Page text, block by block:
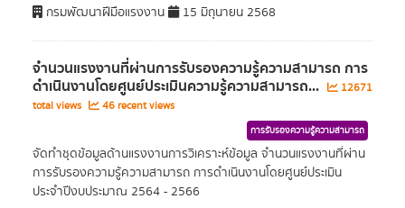
กรมพัฒนาฝีมือแรงงาน 15 มิถุนายน 2568
จำนวนแรงงานที่ผ่านการรับรองความรู้ความสามารถ การ
ดำเนินงานโดยศูนย์ประเมินความรู้ความสามารถ...
12671
total views
46 recent views
การรับรองความรู้ความสามารถ
จัดทำชุดข้อมูลด้านแรงงานการวิเคราะห์ข้อมูล จำนวนแรงงานที่ผ่าน
การรับรองความรู้ความสามารถ การดำเนินงานโดยศูนย์ประเมิน
ประจำปีงบประมาณ 2564 - 2566